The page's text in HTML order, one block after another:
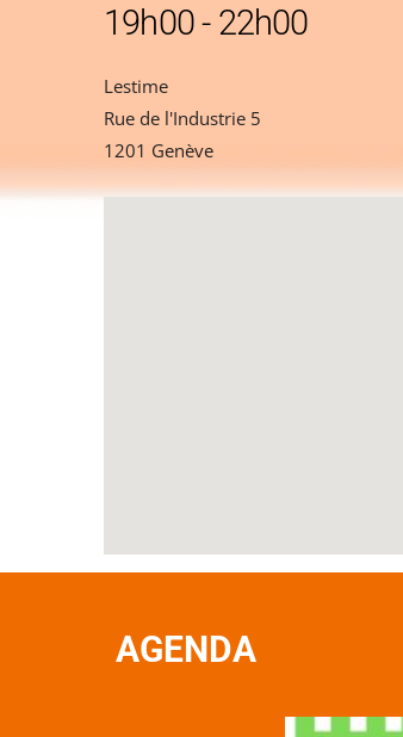
19h00 - 22h00
Lestime
Rue de l'Industrie 5
1201 Genève
AGENDA